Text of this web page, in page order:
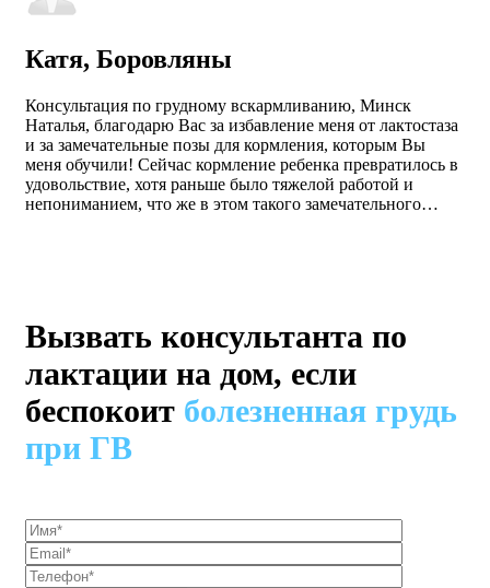
Катя, Боровляны
Консультация по грудному вскармливанию, Минск
Наталья, благодарю Вас за избавление меня от лактостаза
и за замечательные позы для кормления, которым Вы
меня обучили! Сейчас кормление ребенка превратилось в
удовольствие, хотя раньше было тяжелой работой и
непониманием, что же в этом такого замечательного…
Вызвать консультанта по
лактации на дом, если
беспокоит болезненная грудь
при ГВ